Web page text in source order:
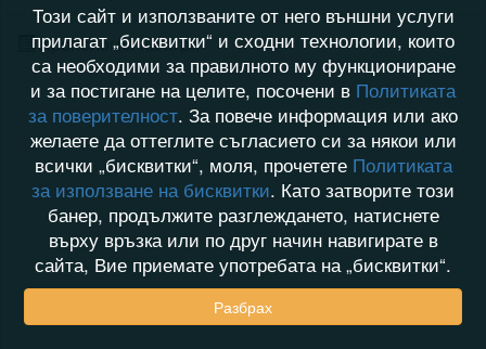
Хронология на игри
Този сайт и използваните от него външни услуги
прилагат „бисквитки“ и сходни технологии, които
са необходими за правилното му функциониране
и за постигане на целите, посочени в Политиката
за поверителност. За повече информация или ако
желаете да оттеглите съгласието си за някои или
всички „бисквитки“, моля, прочетете Политиката
за използване на бисквитки. Като затворите този
банер, продължите разглеждането, натиснете
върху връзка или по друг начин навигирате в
сайта, Вие приемате употребата на „бисквитки“.
Разбрах